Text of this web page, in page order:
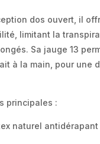
dos ouvert, il
limitant la
Sa jauge 13
à la main, pour une
principales :
naturel antidérapant